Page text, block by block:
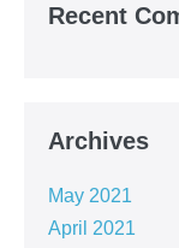
Recent
Archives
May 2021
April 2021